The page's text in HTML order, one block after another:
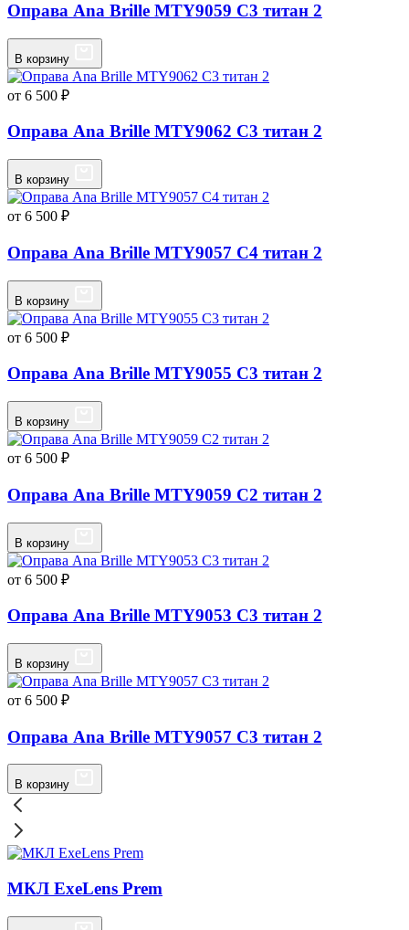
Оправа Ana Brille MTY9059 C3 титан 2
В корзину
от 6 500 ₽
Оправа Ana Brille MTY9062 C3 титан 2
В корзину
от 6 500 ₽
Оправа Ana Brille MTY9057 C4 титан 2
В корзину
от 6 500 ₽
Оправа Ana Brille MTY9055 C3 титан 2
В корзину
от 6 500 ₽
Оправа Ana Brille MTY9059 C2 титан 2
В корзину
от 6 500 ₽
Оправа Ana Brille MTY9053 C3 титан 2
В корзину
от 6 500 ₽
Оправа Ana Brille MTY9057 C3 титан 2
В корзину
МКЛ ExeLens Prem